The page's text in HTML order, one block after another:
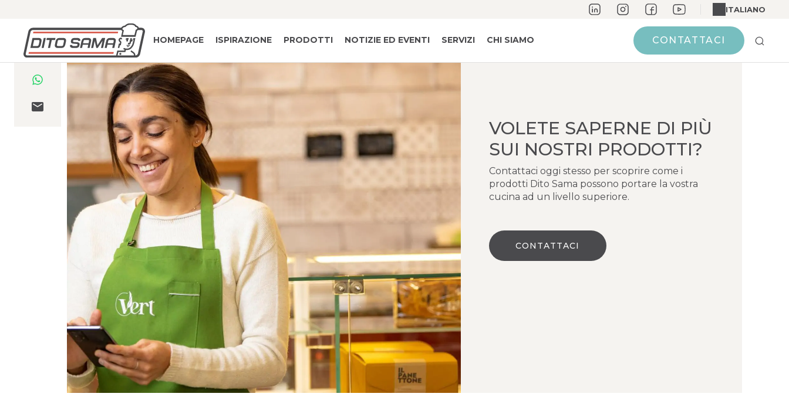
ITALIANO
HOMEPAGE ISPIRAZIONE PRODOTTI NOTIZIE ED EVENTI SERVIZI CHI SIAMO CONTATTACI
VOLETE SAPERNE DI PIÙ
SUI NOSTRI PRODOTTI?
Contattaci oggi stesso per scoprire come i
prodotti Dito Sama possono portare la vostra
cucina ad un livello superiore.
CONTATTACI